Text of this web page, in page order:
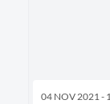
04 NOV 2021 -